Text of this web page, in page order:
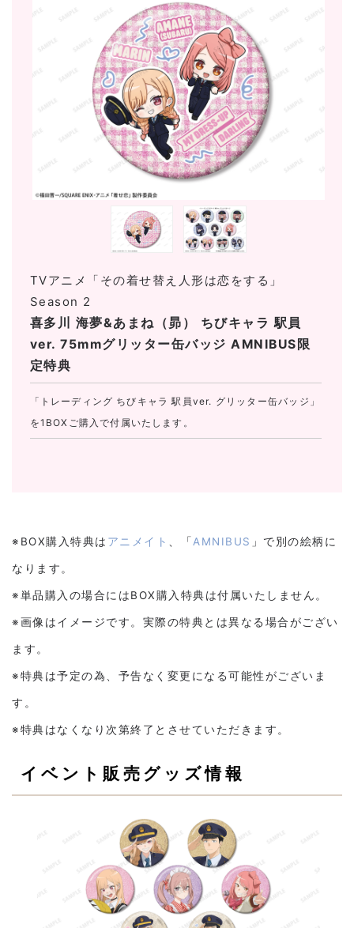
喜多川 海夢&あまね（昴） ちびキャラ 駅員
ver. 75mmグリッター缶バッジ AMNIBUS限
定特典
TVアニメ「その着せ替え人形は恋をする」
Season 2
「トレーディング ちびキャラ 駅員ver. グリッター缶バッジ」
を1BOXご購入で付属いたします。
※BOX購入特典は アニメイト 、「 AMNIBUS 」で別の絵柄に
なります。
※単品購入の場合にはBOX購入特典は付属いたしません。
※画像はイメージです。実際の特典とは異なる場合がござい
ます。
※特典は予定の為、予告なく変更になる可能性がございま
す。
※特典はなくなり次第終了とさせていただきます。
イベント販売グッズ情報